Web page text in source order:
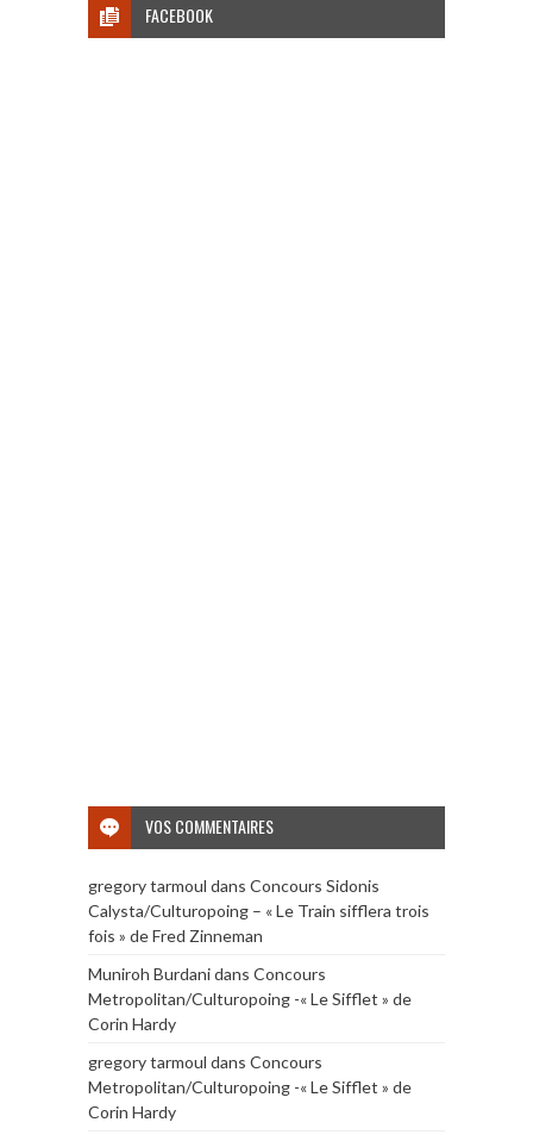
FACEBOOK
VOS COMMENTAIRES
gregory tarmoul dans Concours Sidonis
Calysta/Culturopoing – « Le Train sifflera trois
fois » de Fred Zinneman
Muniroh Burdanidans Concours
Metropolitan/Culturopoing -« Le Sifflet » de
Corin Hardy
gregory tarmoul dans Concours
Metropolitan/Culturopoing -« Le Sifflet » de
Corin Hardy